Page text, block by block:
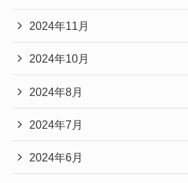
2024年11月
2024年10月
2024年8月
2024年7月
2024年6月